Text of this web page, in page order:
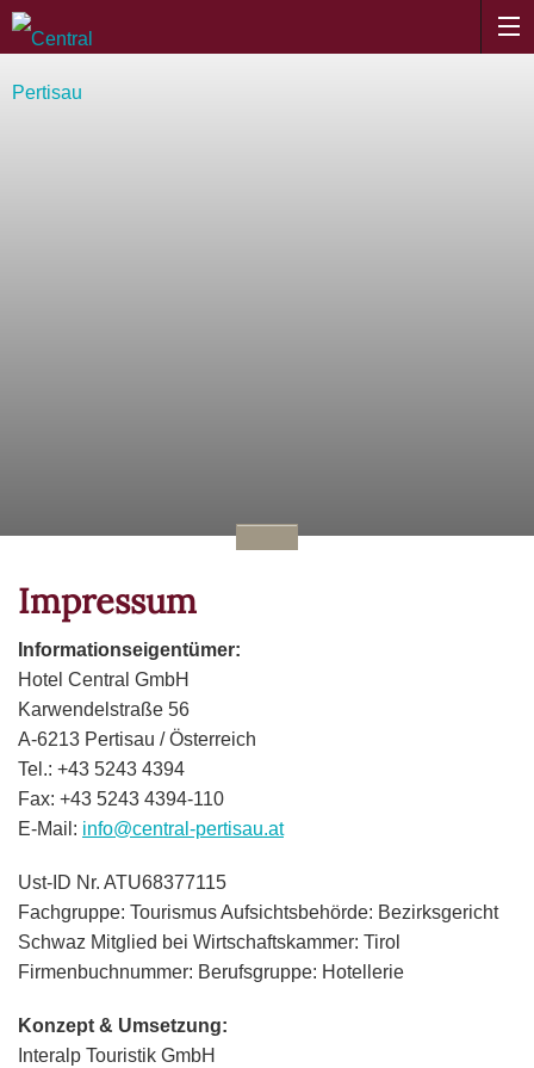
Impressum
Informationseigentümer:
Hotel Central GmbH
Karwendelstraße 56
A-6213 Pertisau / Österreich
Tel.: +43 5243 4394
Fax: +43 5243 4394-110
E-Mail: info@central-pertisau.at
Ust-ID Nr. ATU68377115
Fachgruppe: Tourismus Aufsichtsbehörde: Bezirksgericht
Schwaz Mitglied bei Wirtschaftskammer: Tirol
Firmenbuchnummer: Berufsgruppe: Hotellerie
Konzept & Umsetzung:
Interalp Touristik GmbH